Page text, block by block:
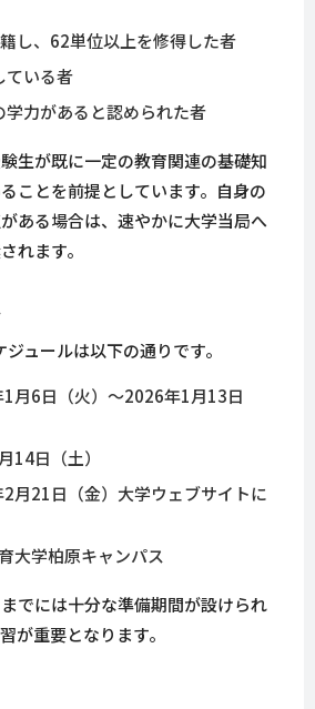
し、62単位以上を修得した者
ている者
学力があると認められた者
生が既に一定の教育関連の基礎知
ことを前提としています。自身の
ある場合は、速やかに大学当局へ
れます。
ュールは以下の通りです。
月6日（火）〜2026年1月13日
14日（土）
月21日（金）大学ウェブサイトに
大学柏原キャンパス
でには十分な準備期間が設けられ
が重要となります。